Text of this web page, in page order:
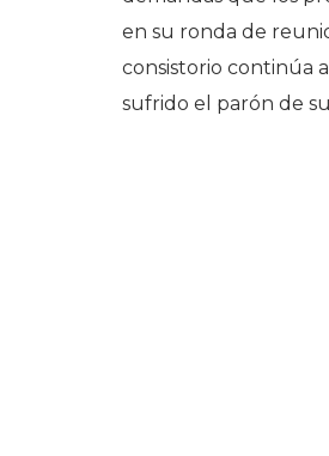
en su ronda de
consistorio continúa
sufrido el parón de